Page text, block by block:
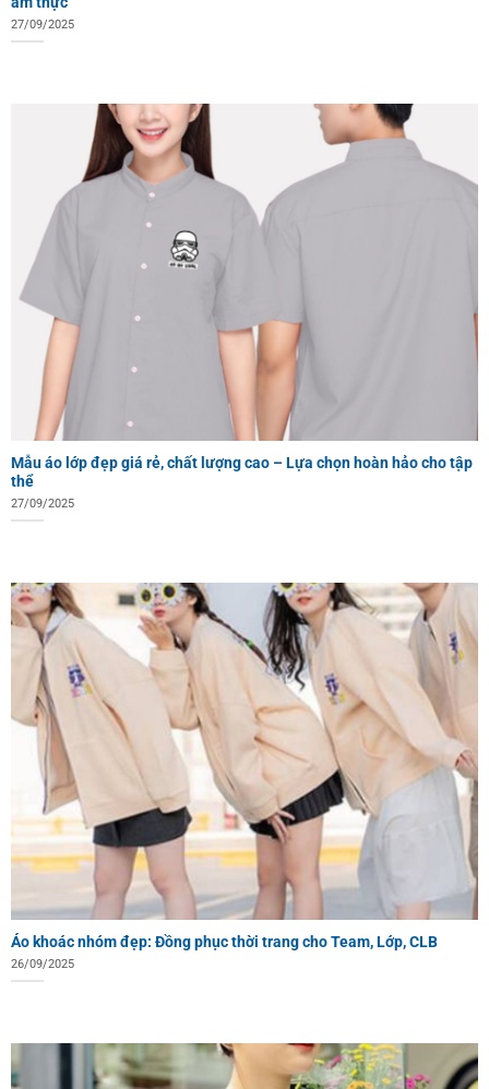
27/09/2025
Mẫu áo lớp đẹp giá rẻ, chất lượng cao – Lựa chọn hoàn hảo cho tập
thể
27/09/2025
Áo khoác nhóm đẹp: Đồng phục thời trang cho Team, Lớp, CLB
26/09/2025